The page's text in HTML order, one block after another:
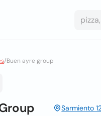
/Buen ayre group
Sarmiento